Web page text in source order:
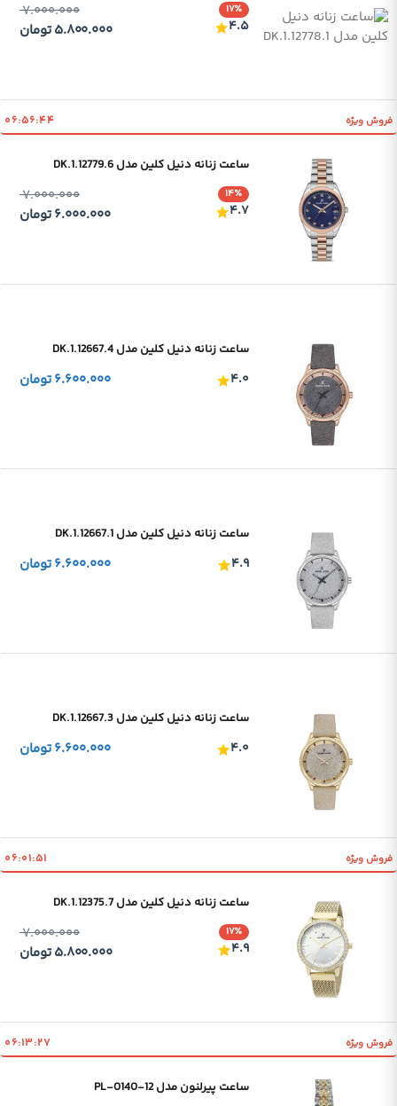
۷.۰۰۰.۰۰۰
۵.۸۰۰.۰۰۰تومان
۱۷٪
۴.۵
فروش ویژه ۰۶:۵۶:۴۴
ساعت زنانه دنیل کلین مدل DK.1.12779.6
۷.۰۰۰.۰۰۰
۶.۰۰۰.۰۰۰تومان
۱۴٪
۴.۷
ساعت زنانه دنیل کلین مدل DK.1.12667.4
۶.۶۰۰.۰۰۰تومان ۴.۰
ساعت زنانه دنیل کلین مدل DK.1.12667.1
۶.۶۰۰.۰۰۰تومان ۴.۹
ساعت زنانه دنیل کلین مدل DK.1.12667.3
۶.۶۰۰.۰۰۰تومان ۴.۰
فروش ویژه ۰۶:۰۱:۵۱
ساعت زنانه دنیل کلین مدل DK.1.12375.7
۷.۰۰۰.۰۰۰
۵.۸۰۰.۰۰۰تومان
۱۷٪
۴.۹
فروش ویژه ۰۶:۱۳:۲۷
ساعت پیرلنون مدل PL-0140-12